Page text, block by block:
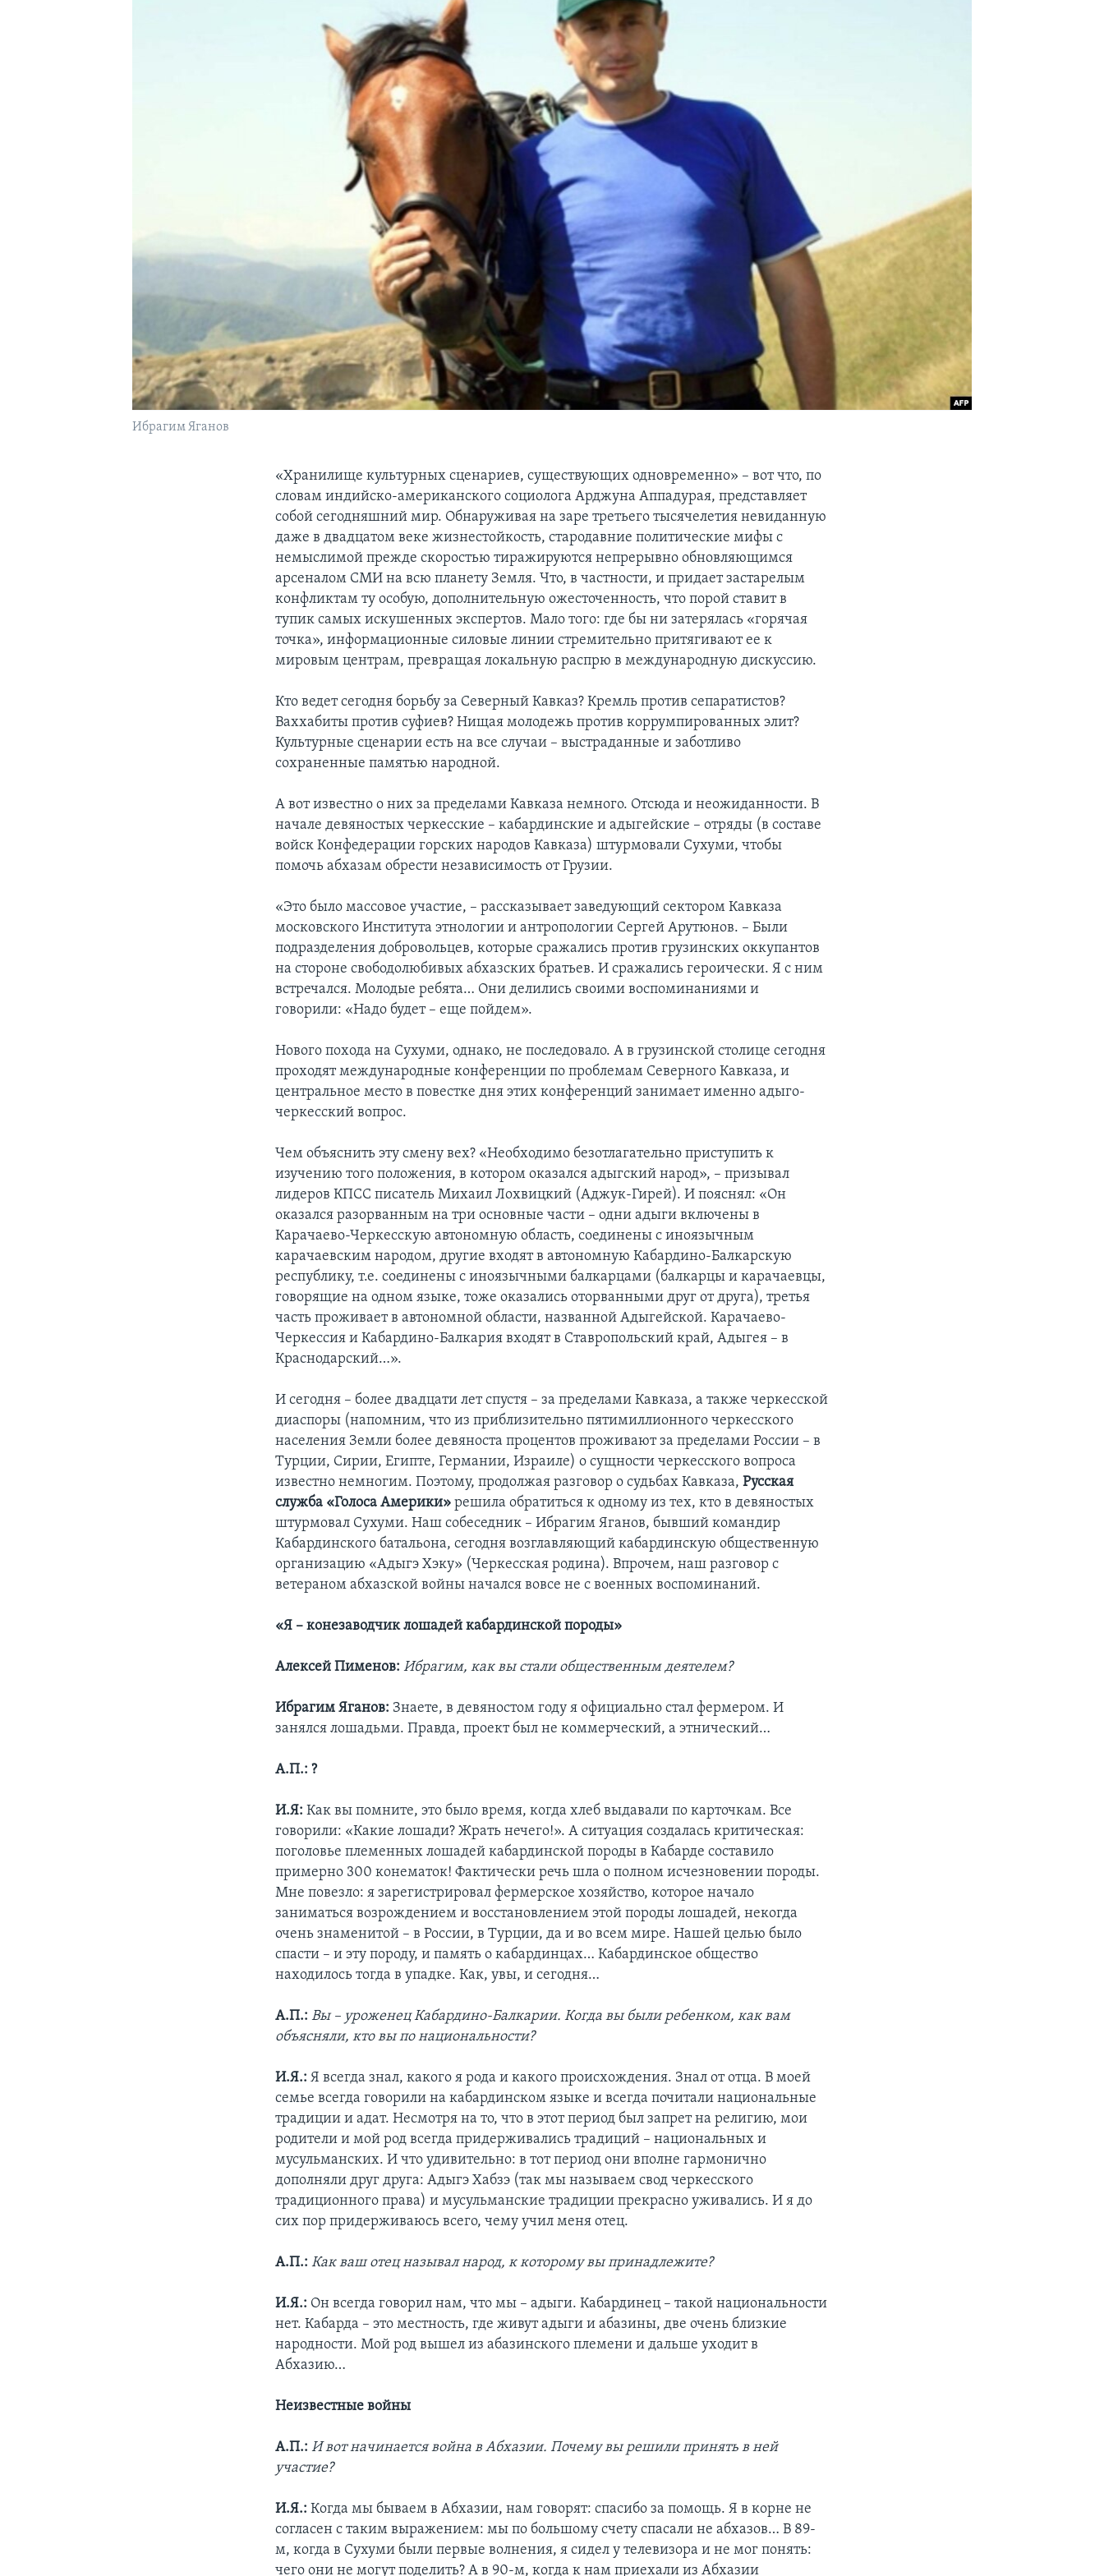
Ибрагим Яганов
«Хранилище культурных сценариев, существующих одновременно» – вот что, по
словам индийско-американского социолога Арджуна Аппадурая, представляет
собой сегодняшний мир. Обнаруживая на заре третьего тысячелетия невиданную
даже в двадцатом веке жизнестойкость, стародавние политические мифы с
немыслимой прежде скоростью тиражируются непрерывно обновляющимся
арсеналом СМИ на всю планету Земля. Что, в частности, и придает застарелым
конфликтам ту особую, дополнительную ожесточенность, что порой ставит в
тупик самых искушенных экспертов. Мало того: где бы ни затерялась «горячая
точка», информационные силовые линии стремительно притягивают ее к
мировым центрам, превращая локальную распрю в международную дискуссию.
Кто ведет сегодня борьбу за Северный Кавказ? Кремль против сепаратистов?
Ваххабиты против суфиев? Нищая молодежь против коррумпированных элит?
Культурные сценарии есть на все случаи – выстраданные и заботливо
сохраненные памятью народной.
А вот известно о них за пределами Кавказа немного. Отсюда и неожиданности. В
начале девяностых черкесские – кабардинские и адыгейские – отряды (в составе
войск Конфедерации горских народов Кавказа) штурмовали Сухуми, чтобы
помочь абхазам обрести независимость от Грузии.
«Это было массовое участие, – рассказывает заведующий сектором Кавказа
московского Института этнологии и антропологии Сергей Арутюнов. – Были
подразделения добровольцев, которые сражались против грузинских оккупантов
на стороне свободолюбивых абхазских братьев. И сражались героически. Я с ним
встречался. Молодые ребята… Они делились своими воспоминаниями и
говорили: «Надо будет – еще пойдем».
Нового похода на Сухуми, однако, не последовало. А в грузинской столице сегодня
проходят международные конференции по проблемам Северного Кавказа, и
центральное место в повестке дня этих конференций занимает именно адыго-
черкесский вопрос.
Чем объяснить эту смену вех? «Необходимо безотлагательно приступить к
изучению того положения, в котором оказался адыгский народ», – призывал
лидеров КПСС писатель Михаил Лохвицкий (Аджук-Гирей). И пояснял: «Он
оказался разорванным на три основные части – одни адыги включены в
Карачаево-Черкесскую автономную область, соединены с иноязычным
карачаевским народом, другие входят в автономную Кабардино-Балкарскую
республику, т.е. соединены с иноязычными балкарцами (балкарцы и карачаевцы,
говорящие на одном языке, тоже оказались оторванными друг от друга), третья
часть проживает в автономной области, названной Адыгейской. Карачаево-
Черкессия и Кабардино-Балкария входят в Ставропольский край, Адыгея – в
Краснодарский…».
И сегодня – более двадцати лет спустя – за пределами Кавказа, а также черкесской
диаспоры (напомним, что из приблизительно пятимиллионного черкесского
населения Земли более девяноста процентов проживают за пределами России – в
Турции, Сирии, Египте, Германии, Израиле) о сущности черкесского вопроса
известно немногим. Поэтому, продолжая разговор о судьбах Кавказа,Русская
служба «Голоса Америки» решила обратиться к одному из тех, кто в девяностых
штурмовал Сухуми. Наш собеседник – Ибрагим Яганов, бывший командир
Кабардинского батальона, сегодня возглавляющий кабардинскую общественную
организацию «Адыгэ Хэку» (Черкесская родина). Впрочем, наш разговор с
ветераном абхазской войны начался вовсе не с военных воспоминаний.
«Я – конезаводчик лошадей кабардинской породы»
Алексей Пименов: Ибрагим, как вы стали общественным деятелем?
Ибрагим Яганов: Знаете, в девяностом году я официально стал фермером. И
занялся лошадьми. Правда, проект был не коммерческий, а этнический…
А.П.: ?
И.Я: Как вы помните, это было время, когда хлеб выдавали по карточкам. Все
говорили: «Какие лошади? Жрать нечего!». А ситуация создалась критическая:
поголовье племенных лошадей кабардинской породы в Кабарде составило
примерно 300 конематок! Фактически речь шла о полном исчезновении породы.
Мне повезло: я зарегистрировал фермерское хозяйство, которое начало
заниматься возрождением и восстановлением этой породы лошадей, некогда
очень знаменитой – в России, в Турции, да и во всем мире. Нашей целью было
спасти – и эту породу, и память о кабардинцах… Кабардинское общество
находилось тогда в упадке. Как, увы, и сегодня…
А.П.: Вы – уроженец Кабардино-Балкарии. Когда вы были ребенком, как вам
объясняли, кто вы по национальности?
И.Я.: Я всегда знал, какого я рода и какого происхождения. Знал от отца. В моей
семье всегда говорили на кабардинском языке и всегда почитали национальные
традиции и адат. Несмотря на то, что в этот период был запрет на религию, мои
родители и мой род всегда придерживались традиций – национальных и
мусульманских. И что удивительно: в тот период они вполне гармонично
дополняли друг друга: Адыгэ Хабзэ (так мы называем свод черкесского
традиционного права) и мусульманские традиции прекрасно уживались. И я до
сих пор придерживаюсь всего, чему учил меня отец.
А.П.: Как ваш отец называл народ, к которому вы принадлежите?
И.Я.: Он всегда говорил нам, что мы – адыги. Кабардинец – такой национальности
нет. Кабарда – это местность, где живут адыги и абазины, две очень близкие
народности. Мой род вышел из абазинского племени и дальше уходит в
Абхазию…
Неизвестные войны
А.П.: И вот начинается война в Абхазии. Почему вы решили принять в ней
участие?
И.Я.: Когда мы бываем в Абхазии, нам говорят: спасибо за помощь. Я в корне не
согласен с таким выражением: мы по большому счету спасали не абхазов… В 89-
м, когда в Сухуми были первые волнения, я сидел у телевизора и не мог понять:
чего они не могут поделить? А в 90-м, когда к нам приехали из Абхазии